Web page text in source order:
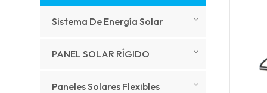
Sistema De Energía Solar
PANEL SOLAR RÍGIDO
Paneles Solares Flexibles